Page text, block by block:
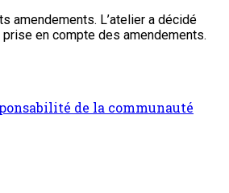
amendements. L’atelier a décidé
en compte des amendements.
de la communauté